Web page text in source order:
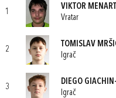
1
VIKTOR MENART
Vratar
2
TOMISLAV
Igrač
3
DIEGO
Igrač